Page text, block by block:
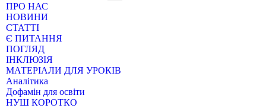
ПРО НАС
НОВИНИ
СТАТТІ
Є ПИТАННЯ
ПОГЛЯД
ІНКЛЮЗІЯ
МАТЕРІАЛИ ДЛЯ УРОКІВ
Аналітика
Дофамін для освіти
НУШ КОРОТКО